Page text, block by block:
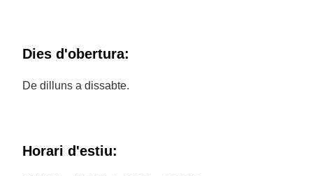
Dies d'obertura:
De dilluns a dissabte.
Horari d'estiu: